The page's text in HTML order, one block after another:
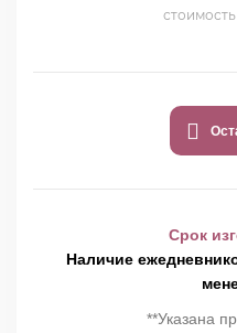
Срок
Наличие
**Указана